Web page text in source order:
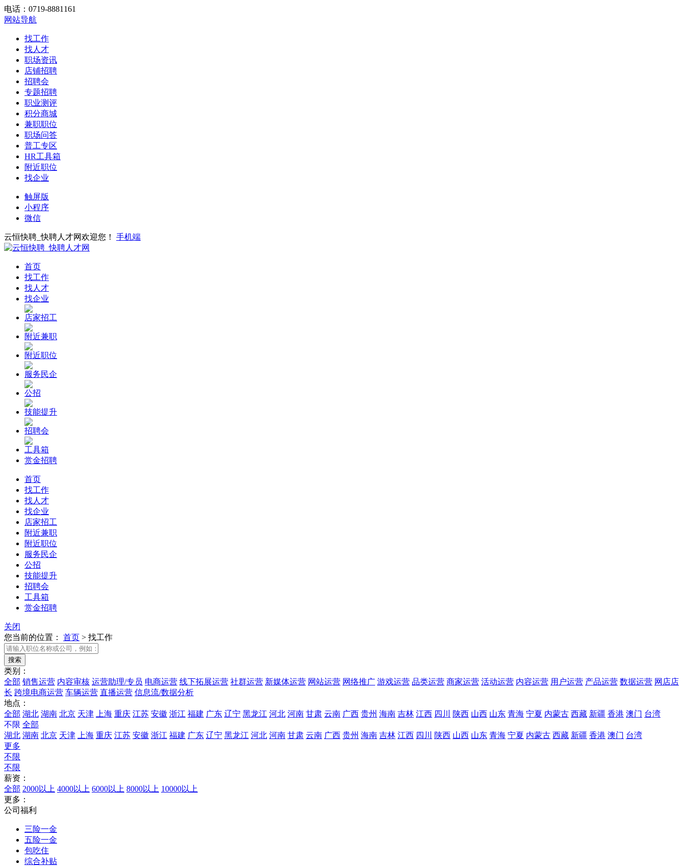
电话：0719-8881161
网站导航
找工作
找人才
职场资讯
店铺招聘
招聘会
专题招聘
职业测评
积分商城
兼职职位
职场问答
普工专区
HR工具箱
附近职位
找企业
触屏版
小程序
微信
云恒快聘_快聘人才网欢迎您！ 手机端
首页
找工作
找人才
找企业
店家招工
附近兼职
附近职位
服务民企
公招
技能提升
招聘会
工具箱
赏金招聘
首页
找工作
找人才
找企业
店家招工
附近兼职
附近职位
服务民企
公招
技能提升
招聘会
工具箱
赏金招聘
关闭
您当前的位置： 首页 > 找工作
类别：
全部 销售运营 内容审核 运营助理/专员 电商运营 线下拓展运营 社群运营 新媒体运营 网站运营 网络推广 游戏运营 品类运营 商家运营 活动运营 内容运营 用户运营 产品运营 数据运营 网店店
长 跨境电商运营 车辆运营 直播运营 信息流/数据分析
地点：
全部 湖北 湖南 北京 天津 上海 重庆 江苏 安徽 浙江 福建 广东 辽宁 黑龙江 河北 河南 甘肃 云南 广西 贵州 海南 吉林 江西 四川 陕西 山西 山东 青海 宁夏 内蒙古 西藏 新疆 香港 澳门 台湾
不限 全部
湖北 湖南 北京 天津 上海 重庆 江苏 安徽 浙江 福建 广东 辽宁 黑龙江 河北 河南 甘肃 云南 广西 贵州 海南 吉林 江西 四川 陕西 山西 山东 青海 宁夏 内蒙古 西藏 新疆 香港 澳门 台湾
更多
不限
不限
薪资：
全部 2000以上 4000以上 6000以上 8000以上 10000以上
更多：
公司福利
三险一金
五险一金
包吃住
综合补贴